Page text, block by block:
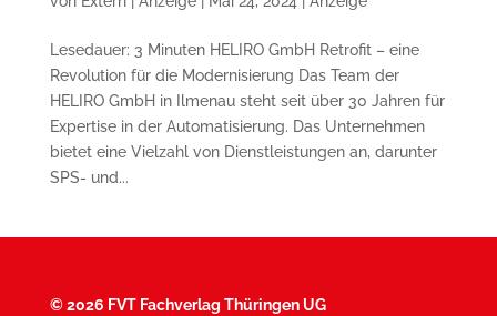
Lesedauer: 3 Minuten HELIRO GmbH Retrofit – eine
Revolution für die Modernisierung Das Team der
HELIRO GmbH in Ilmenau steht seit über 30 Jahren für
Expertise in der Automatisierung. Das Unternehmen
bietet eine Vielzahl von Dienstleistungen an, darunter
SPS- und...
©2026 FVT Fachverlag Thüringen UG